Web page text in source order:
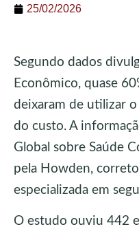
25/02/2026
Segundo dados
Econômico, quase
deixaram de utilizar
do custo. A
Global sobre Saúde
pela Howden,
especializada em
O estudo ouviu 442